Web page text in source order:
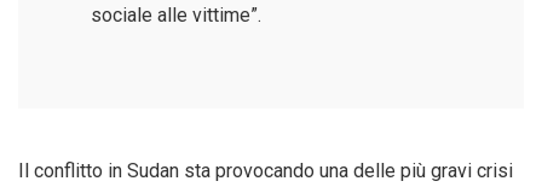
sociale alle vittime”.
Il conflitto in Sudan sta provocando una delle più gravi crisi